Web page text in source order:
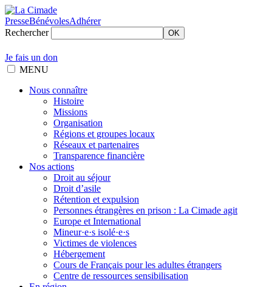
PresseBénévolesAdhérer
Rechercher
OK
Je fais un don
MENU
Nous connaître
Histoire
Missions
Organisation
Régions et groupes locaux
Réseaux et partenaires
Transparence financière
Nos actions
Droit au séjour
Droit d’asile
Rétention et expulsion
Personnes étrangères en prison : La Cimade agit
Europe et International
Mineur·e·s isolé·e·s
Victimes de violences
Hébergement
Cours de Français pour les adultes étrangers
Centre de ressources sensibilisation